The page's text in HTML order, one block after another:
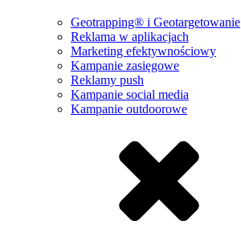
Geotrapping® i Geotargetowanie
Reklama w aplikacjach
Marketing efektywnościowy
Kampanie zasięgowe
Reklamy push
Kampanie social media
Kampanie outdoorowe